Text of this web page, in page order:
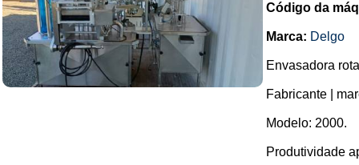
Código da
Marca: Delgo
Envasadora
Fabricante |
Modelo: 2000.
Produtividade